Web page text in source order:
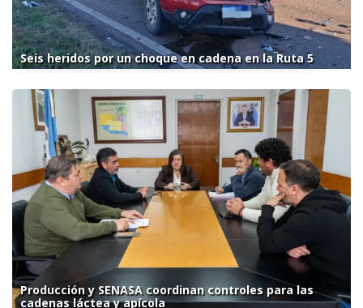
Seis heridos por un choque en cadena en la Ruta 5
Producción y SENASA coordinan controles para las
cadenas láctea y apícola